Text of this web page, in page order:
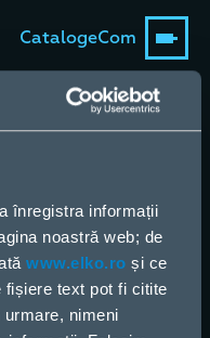
înregistra informații
noastră web; de
www.elko.ro și ce
fișiere text pot fi citite
nimeni
CatalogeCom
altele